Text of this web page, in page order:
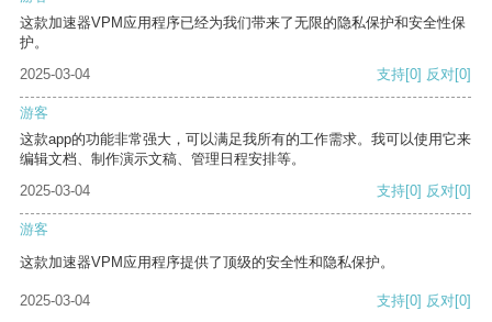
这款加速器VPM应用程序已经为我们带来了无限的隐私保护和安全性保
护。
2025-03-04
支持[0] 反对[0]
游客
这款app的功能非常强大，可以满足我所有的工作需求。我可以使用它来
编辑文档、制作演示文稿、管理日程安排等。
2025-03-04
支持[0] 反对[0]
游客
这款加速器VPM应用程序提供了顶级的安全性和隐私保护。
2025-03-04 支持[0] 反对[0]